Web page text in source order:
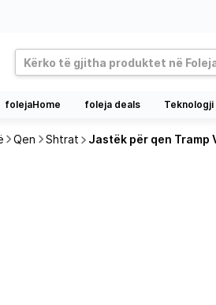
folejaHome foleja deals Teknologji
Qen Shtrat Jastëk për qen Tramp